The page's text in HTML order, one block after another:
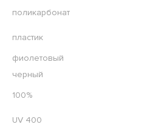
поликарбонат
пластик
фиолетовый
черный
100%
UV 400